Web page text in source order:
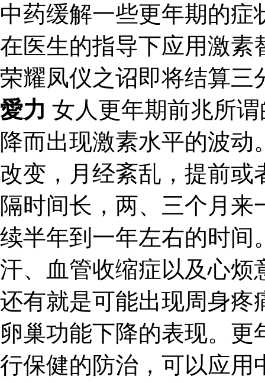
中药缓解一些更年期的
在医生的指导下应用激素
荣耀凤仪之诏即将结算
愛力 女人更年期前兆所
降而出现激素水平的波
改变，月经紊乱，提前或
隔时间长，两、三个月
续半年到一年左右的时间
汗、血管收缩症以及心烦
还有就是可能出现周身疼
卵巢功能下降的表现。
行保健的防治，可以应用